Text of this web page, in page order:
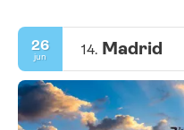
26
jun 14. Madrid